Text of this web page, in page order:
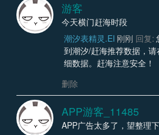
游客
今天横门赶海时段
潮汐表精灵.EI 刚刚 回复:
到潮汐/赶海推荐数据，
细数据。赶海注意安全！
删除
APP游客_11485
APP广告太多了，望整理下